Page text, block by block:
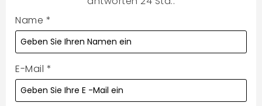
Name *
E-Mail *